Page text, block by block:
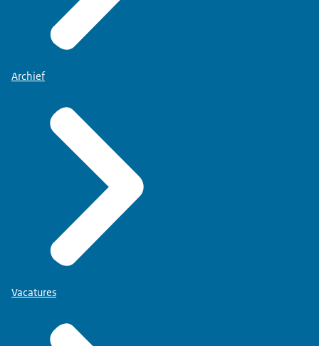
Archief
Vacatures